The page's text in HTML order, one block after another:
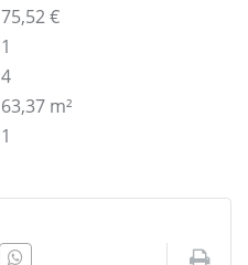
75,52 €
1
4
63,37 m²
1